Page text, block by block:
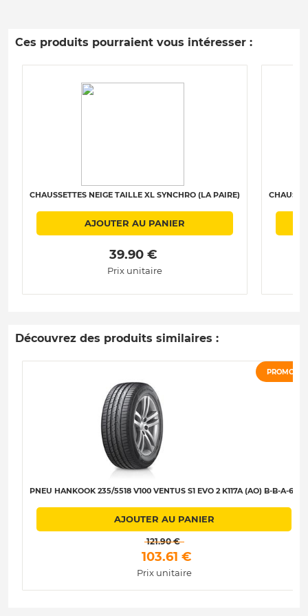
Ces produits pourraient vous intéresser :
CHAUSSETTES NEIGE TAILLE XL SYNCHRO (LA PAIRE)
AJOUTER AU PANIER
39.90 €
Prix unitaire
Découvrez des produits similaires :
PROMO
PNEU HANKOOK 235/5518 V100 VENTUS S1 EVO 2 K117A (AO) B-B-A-67
AJOUTER AU PANIER
121.90 €
103.61 €
Prix unitaire